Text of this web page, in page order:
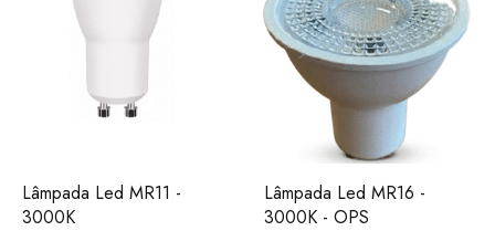
Lâmpada Led MR11 -
3000K
Lâmpada Led MR16 -
3000K - OPS